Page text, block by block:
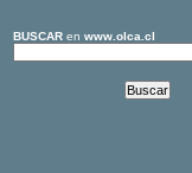
BUSCARen www.olca.cl